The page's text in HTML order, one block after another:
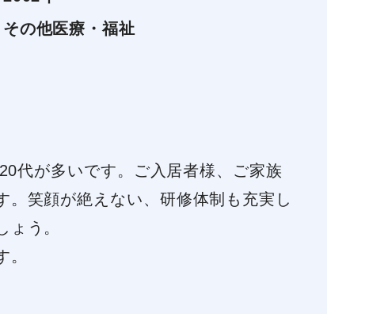
その他医療・福祉
代が多いです。ご入居者様、ご家族
笑顔が絶えない、研修体制も充実し
う。